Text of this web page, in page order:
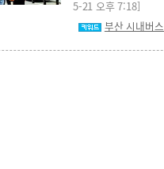
5-21 오후 7:18]
부산 시내버